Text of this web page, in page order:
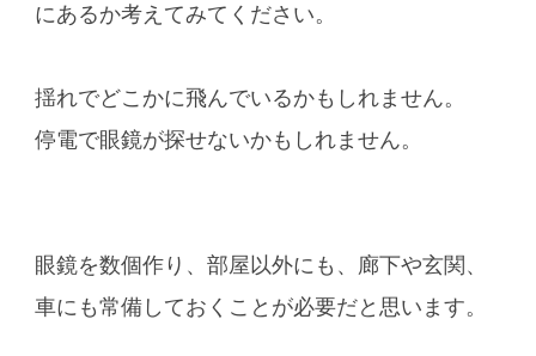
にあるか考えてみてください。
揺れでどこかに飛んでいるかもしれません。
停電で眼鏡が探せないかもしれません。
眼鏡を数個作り、部屋以外にも、廊下や玄関、
車にも常備しておくことが必要だと思います。